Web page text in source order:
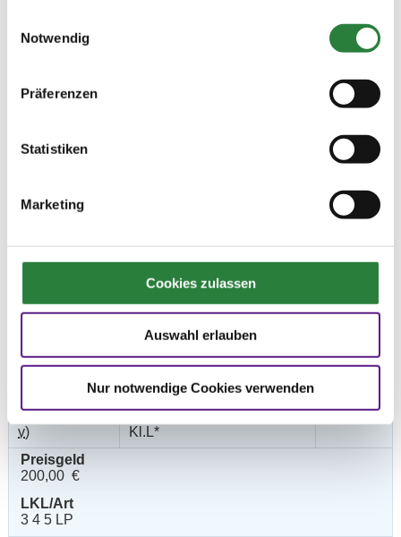
Notwendig
Präferenzen
Statistiken
Marketing
Cookies zulassen
Auswahl erlauben
Nur notwendige Cookies verwenden
Ergebnisse:
1. Dressurreiterprüfung Kl.A
LKL/Art
v)
Kl.L*
Preisgeld
200,00 €
LKL/Art
3 4 5 LP